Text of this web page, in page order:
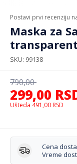
Postavi prvi recenziju
Maska za
SKU 99138
299,00
790,00
Ušteda 491,00 RSD
Cena
Vreme